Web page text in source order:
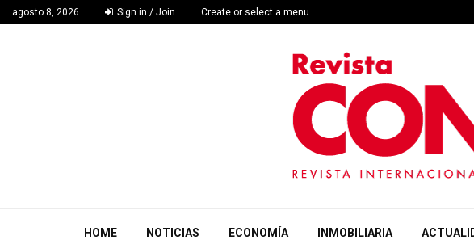
agosto 8, 2026 Sign in / Join Create or select a menu
HOME NOTICIAS ECONOMÍA INMOBILIARIA